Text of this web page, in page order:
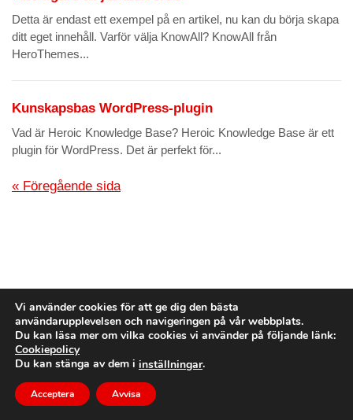
Detta är endast ett exempel på en artikel, nu kan du börja skapa
ditt eget innehåll. Varför välja KnowAll? KnowAll från
HeroThemes...
Kunskapsbas WordPress-plugin
Vad är Heroic Knowledge Base? Heroic Knowledge Base är ett
plugin för WordPress. Det är perfekt för...
« Föregående sida
Handledning
Vi använder cookies för att ge dig den bästa
användarupplevelsen och navigeringen på vår webbplats.
Du kan läsa mer om vilka cookies vi använder på följande länk:
Cookiepolicy
Du kan stänga av dem i inställningar.
Acceptera Avvisa